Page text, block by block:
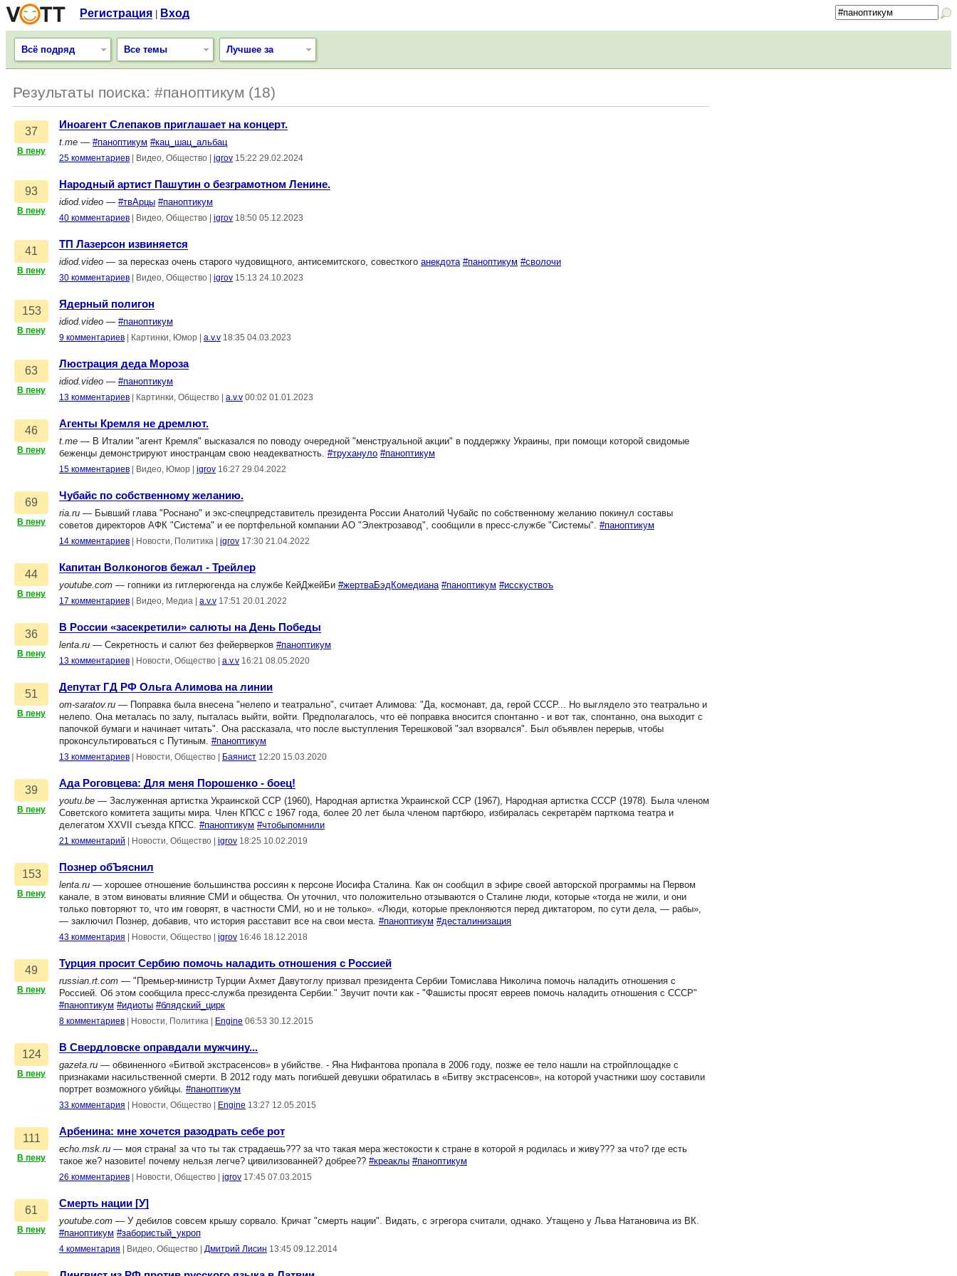
Регистрация Вход
Всё подряд Все темы Лучшее за
Результаты поиска: #паноптикум (18)
37
В пену
Иноагент Слепаков приглашает на концерт.
t.me — #паноптикум #кац_шац_альбац
25 комментариев Видео, Общество igrov 15:22 29.02.2024
93
В пену
Народный артист Пашутин о безграмотном Ленине.
idiod.video — #твАрцы #паноптикум
40 комментариев Видео, Общество igrov 18:50 05.12.2023
41
В пену
ТП Лазерсон извиняется
idiod.video — за пересказ очень старого чудовищного, антисемитского, совесткого анекдота #паноптикум #сволочи
30 комментариев Видео, Общество igrov 15:13 24.10.2023
153
В пену
Ядерный полигон
idiod.video — #паноптикум
9 комментариев Картинки, Юмор a.v.v 18:35 04.03.2023
63
В пену
Люстрация деда Мороза
idiod.video — #паноптикум
13 комментариев Картинки, Общество a.v.v 00:02 01.01.2023
46
В пену
Агенты Кремля не дремлют.
t.me — В Италии "агент Кремля" высказался по поводу очередной "менструальной акции" в поддержку Украины, при помощи которой свидомые
беженцы демонстрируют иностранцам свою неадекватность. #трухануло #паноптикум
15 комментариев Видео, Юмор igrov 16:27 29.04.2022
69
В пену
Чубайс по собственному желанию.
ria.ru — Бывший глава "Роснано" и экс-спецпредставитель президента России Анатолий Чубайс по собственному желанию покинул составы
советов директоров АФК "Система" и ее портфельной компании АО "Электрозавод", сообщили в пресс-службе "Системы". #паноптикум
14 комментариев Новости, Политика igrov 17:30 21.04.2022
44
В пену
Капитан Волконогов бежал - Трейлер
youtube.com — гопники из гитлерюгенда на службе КейДжейБи #жертваБэдКомедиана #паноптикум #исскуствоъ
17 комментариев Видео, Медиа a.v.v 17:51 20.01.2022
36
В пену
В России «засекретили» салюты на День Победы
lenta.ru — Секретность и салют без фейерверков #паноптикум
13 комментариев Новости, Общество a.v.v 16:21 08.05.2020
51
В пену
Депутат ГД РФ Ольга Алимова на линии
om-saratov.ru — Поправка была внесена "нелепо и театрально", считает Алимова: "Да, космонавт, да, герой СССР... Но выглядело это театрально и
нелепо. Она металась по залу, пыталась выйти, войти. Предполагалось, что её поправка вносится спонтанно - и вот так, спонтанно, она выходит с
папочкой бумаги и начинает читать". Она рассказала, что после выступления Терешковой "зал взорвался". Был объявлен перерыв, чтобы
проконсультироваться с Путиным. #паноптикум
13 комментариев Новости, Общество Баянист 12:20 15.03.2020
39
В пену
Ада Роговцева: Для меня Порошенко - боец!
youtu.be — Заслуженная артистка Украинской ССР (1960), Народная артистка Украинской ССР (1967), Народная артистка СССР (1978). Была членом
Советского комитета защиты мира. Член КПСС с 1967 года, более 20 лет была членом партбюро, избиралась секретарём парткома театра и
делегатом XXVII съезда КПСС. #паноптикум #чтобыпомнили
21 комментарий Новости, Общество igrov 18:25 10.02.2019
153
В пену
Познер обЪяснил
lenta.ru — хорошее отношение большинства россиян к персоне Иосифа Сталина. Как он сообщил в эфире своей авторской программы на Первом
канале, в этом виноваты влияние СМИ и общества. Он уточнил, что положительно отзываются о Сталине люди, которые «тогда не жили, и они
только повторяют то, что им говорят, в частности СМИ, но и не только». «Люди, которые преклоняются перед диктатором, по сути дела, — рабы»,
— заключил Познер, добавив, что история расставит все на свои места. #паноптикум #десталинизация
43 комментария Новости, Общество igrov 16:46 18.12.2018
49
В пену
Турция просит Сербию помочь наладить отношения с Россией
russian.rt.com — "Премьер-министр Турции Ахмет Давутоглу призвал президента Сербии Томислава Николича помочь наладить отношения с
Россией. Об этом сообщила пресс-служба президента Сербии." Звучит почти как - "Фашисты просят евреев помочь наладить отношения с СССР"
#паноптикум #идиоты #блядский_цирк
8 комментариев Новости, Политика Engine 06:53 30.12.2015
124
В пену
В Свердловске оправдали мужчину...
gazeta.ru — обвиненного «Битвой экстрасенсов» в убийстве. - Яна Нифантова пропала в 2006 году, позже ее тело нашли на стройплощадке с
признаками насильственной смерти. В 2012 году мать погибшей девушки обратилась в «Битву экстрасенсов», на которой участники шоу составили
портрет возможного убийцы. #паноптикум
33 комментария Новости, Общество Engine 13:27 12.05.2015
111
В пену
Арбенина: мне хочется разодрать себе рот
echo.msk.ru — моя страна! за что ты так страдаешь??? за что такая мера жестокости к стране в которой я родилась и живу??? за что? где есть
такое же? назовите! почему нельзя легче? цивилизованней? добрее?? #креаклы #паноптикум
26 комментариев Новости, Общество igrov 17:45 07.03.2015
61
В пену
Смерть нации [У]
youtube.com — У дебилов совсем крышу сорвало. Кричат "смерть нации". Видать, с эгрегора считали, однако. Утащено у Льва Натановича из ВК.
#паноптикум #забористый_укроп
4 комментария Видео, Общество Дмитрий Лисин 13:45 09.12.2014